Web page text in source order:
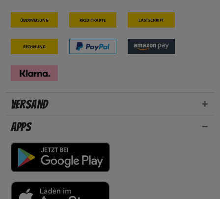
Überweisung Kreditkarte Lastschrift
Rechnung
Versand
Apps